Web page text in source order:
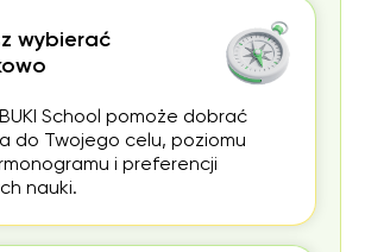
wybierać
School pomoże dobrać
do Twojego celu, poziomu
i preferencji
nauki.